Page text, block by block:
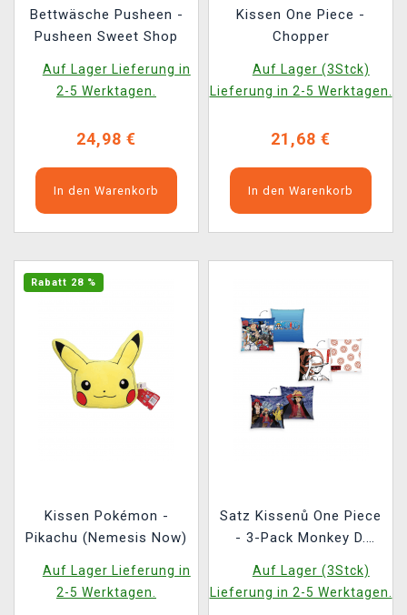
Bettwäsche Pusheen -
Pusheen Sweet Shop
Auf Lager Lieferung in
2-5 Werktagen.
24,98 €
In den Warenkorb
Kissen One Piece -
Chopper
Auf Lager (3Stck)
Lieferung in 2-5 Werktagen.
21,68 €
In den Warenkorb
Rabatt 28 %
Kissen Pokémon -
Pikachu (Nemesis Now)
Auf Lager Lieferung in
2-5 Werktagen.
Satz Kissenů One Piece
- 3-Pack Monkey D.
Auf Lager (3Stck)
Lieferung in 2-5 Werktagen.